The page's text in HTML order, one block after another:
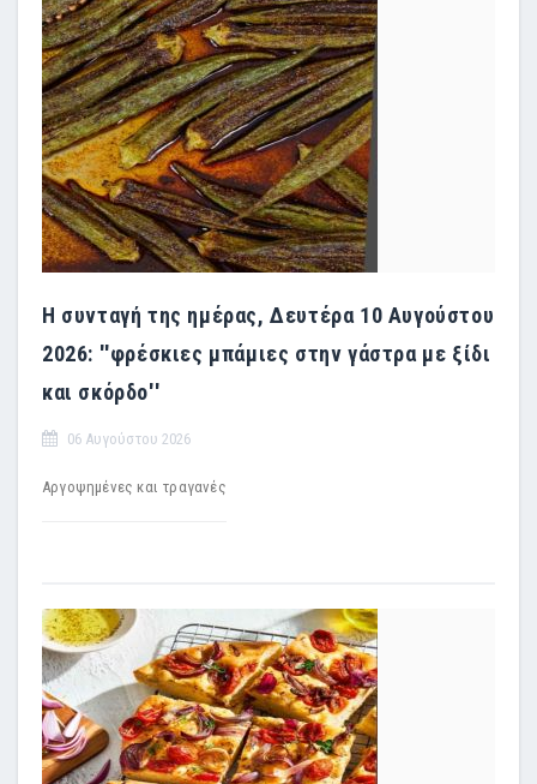
Η συνταγή της ημέρας, Δευτέρα 10 Αυγούστου
2026: ''φρέσκιες μπάμιες στην γάστρα με ξίδι
και σκόρδο''
06 Αυγούστου 2026
Αργοψημένες και τραγανές